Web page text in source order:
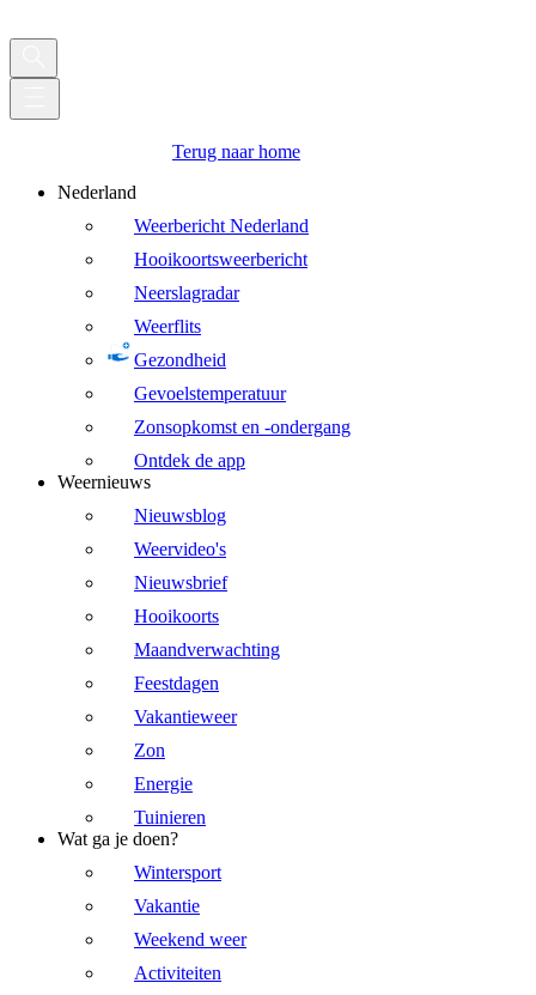
Terug naar home
Nederland
Weerbericht Nederland
Hooikoortsweerbericht
Neerslagradar
Weerflits
Gezondheid
Gevoelstemperatuur
Zonsopkomst en -ondergang
Ontdek de app
Weernieuws
Nieuwsblog
Weervideo's
Nieuwsbrief
Hooikoorts
Maandverwachting
Feestdagen
Vakantieweer
Zon
Energie
Tuinieren
Wat ga je doen?
Wintersport
Vakantie
Weekend weer
Activiteiten